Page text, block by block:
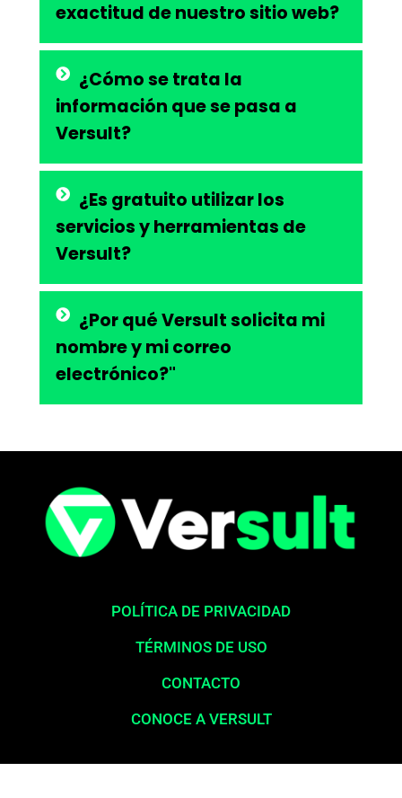
exactitud de nuestro sitio web?
¿Cómo se trata la
información que se pasa a
Versult?
¿Es gratuito utilizar los
servicios y herramientas de
Versult?
¿Por qué Versult solicita mi
nombre y mi correo
electrónico?"
POLÍTICA DE PRIVACIDAD
TÉRMINOS DE USO
CONTACTO
CONOCE A VERSULT